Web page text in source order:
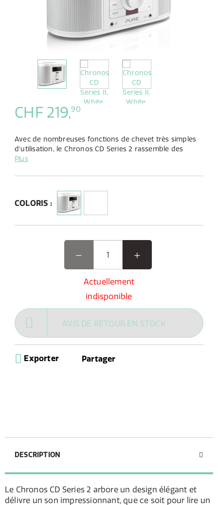
CHF 219,90
Avec de nombreuses fonctions de chevet très simples
d'utilisation, le Chronos CD Series 2 rassemble des
performances audio optimales dans un volume
Plus
COLORIS :
Actuellement
indisponible
AVIS DE RETOUR EN STOCK
Exporter Partager
DESCRIPTION
Le Chronos CD Series 2 arbore un design élégant et
délivre un son impressionnant, que ce soit pour lire un